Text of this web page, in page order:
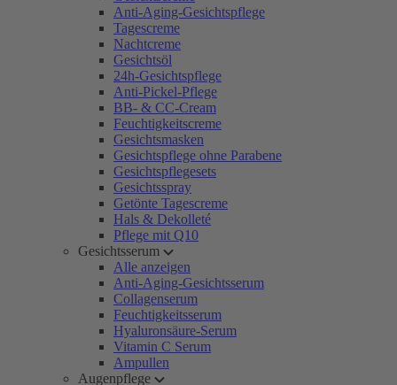
Anti-Aging-Gesichtspflege
Tagescreme
Nachtcreme
Gesichtsöl
24h-Gesichtspflege
Anti-Pickel-Pflege
BB- & CC-Cream
Feuchtigkeitscreme
Gesichtsmasken
Gesichtspflege ohne Parabene
Gesichtspflegesets
Gesichtsspray
Getönte Tagescreme
Hals & Dekolleté
Pflege mit Q10
Gesichtsserum
Alle anzeigen
Anti-Aging-Gesichtsserum
Collagenserum
Feuchtigkeitsserum
Hyaluronsäure-Serum
Vitamin C Serum
Ampullen
Augenpflege